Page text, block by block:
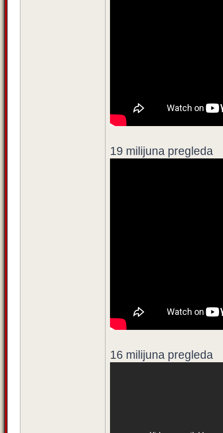
19 milijuna pregleda
16 milijuna pregleda